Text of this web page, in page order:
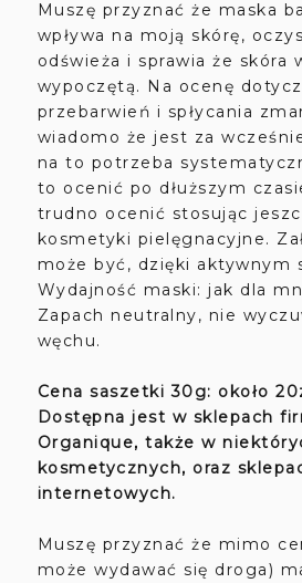
Muszę przyznać że maska
wpływa na moją skórę,
odświeża i sprawia że skóra
wypoczętą. Na ocenę
przebarwień i spłycania
wiadomo że jest za
na to potrzeba
to ocenić po dłuższym
trudno ocenić stosując
kosmetyki pielęgnacyjne.
może być, dzięki aktywnym
Wydajność maski: jak dla
Zapach neutralny, nie
węchu.
Cena saszetki 30g: około
Dostępna jest w sklepach
Organique, także w
kosmetycznych, oraz
internetowych.
Muszę przyznać że mimo
może wydawać się droga)